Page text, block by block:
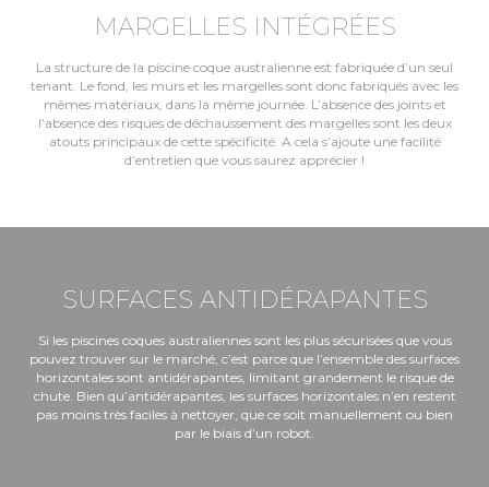
MARGELLES INTÉGRÉES
La structure de la piscine coque australienne est fabriquée d’un seul
tenant. Le fond, les murs et les margelles sont donc fabriqués avec les
mêmes matériaux, dans la même journée. L’absence des joints et
l’absence des risques de déchaussement des margelles sont les deux
atouts principaux de cette spécificité. A cela s’ajoute une facilité
d’entretien que vous saurez apprécier !
SURFACES ANTIDÉRAPANTES
Si les piscines coques australiennes sont les plus sécurisées que vous
pouvez trouver sur le marché, c’est parce que l’ensemble des surfaces
horizontales sont antidérapantes, limitant grandement le risque de
chute. Bien qu’antidérapantes, les surfaces horizontales n’en restent
pas moins très faciles à nettoyer, que ce soit manuellement ou bien
par le biais d’un robot.